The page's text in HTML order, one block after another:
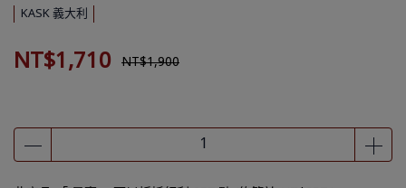
KASK 義大利
NT$1,710 NT$1,900